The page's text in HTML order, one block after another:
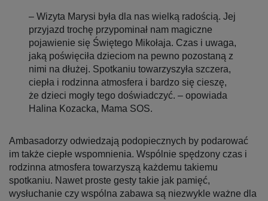
– Wizyta Marysi była dla nas wielką radością. Jej
przyjazd trochę przypominał nam magiczne
pojawienie się Świętego Mikołaja. Czas i uwaga,
jaką poświęciła dzieciom na pewno pozostaną z
nimi na dłużej. Spotkaniu towarzyszyła szczera,
ciepła i rodzinna atmosfera i bardzo się cieszę,
że dzieci mogły tego doświadczyć. – opowiada
Halina Kozacka, Mama SOS.
Ambasadorzy odwiedzają podopiecznych by podarować
im także ciepłe wspomnienia. Wspólnie spędzony czas i
rodzinna atmosfera towarzyszą każdemu takiemu
spotkaniu. Nawet proste gesty takie jak pamięć,
wysłuchanie czy wspólna zabawa są niezwykle ważne dla